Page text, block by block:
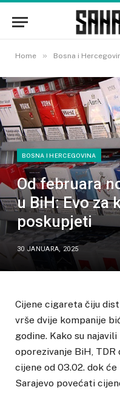
Home » Bosna i
BOSNA I HERCEGOVINA
Od februara
u BiH: Evo za
poskupjeti
30 JANUARA, 2025
Cijene cigareta čiju
vrše dvije kompanije
godine. Kako su
oporezivanje BiH, TDR
cijene od 03.02. dok
Sarajevo povećati